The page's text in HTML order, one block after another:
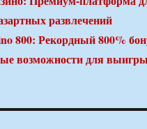
развлечений
800: Рекордный 800%
возможности для